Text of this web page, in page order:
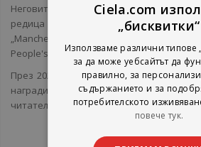
Неговите книги са преведени на
редица отличия във Великобритания и
„Manchester Fiction City award“ през
People's Book Award“ през 2012 г.
През 2021 г. писателят попада в
награди „Spark!“, чиито победители
читатели във Великобритания.
Ciela.com
„бисквитки“
Използваме различни типове
за да може уебсайтът да
правилно, за
съдържанието и за
потребителското
повече тук.